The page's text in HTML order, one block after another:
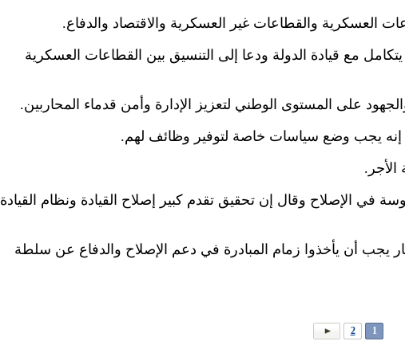
العسكرية والقطاعات غير العسكرية والاقتصاد والدفاع.
مع قيادة الدولة ودعا إلى التنسيق بين القطاعات العسكرية
على المستوى الوطني لتعزيز الإدارة وأمن قدماء المحاربين.
إنه يجب وضع سياسات خاصة لتوفير وظائف لهم.
الإصلاح وقال إن تحقيق تقدم كبير إصلاح القيادة ونظام القيادة
أن يأخذوا زمام المبادرة في دعم الإصلاح والدفاع عن سلطة
1
2